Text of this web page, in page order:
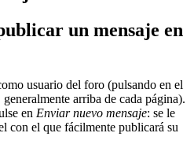
un mensaje en
usuario del foro (pulsando en el
arriba de cada página).
en Enviar nuevo mensaje: se le
con el que fácilmente publicará su